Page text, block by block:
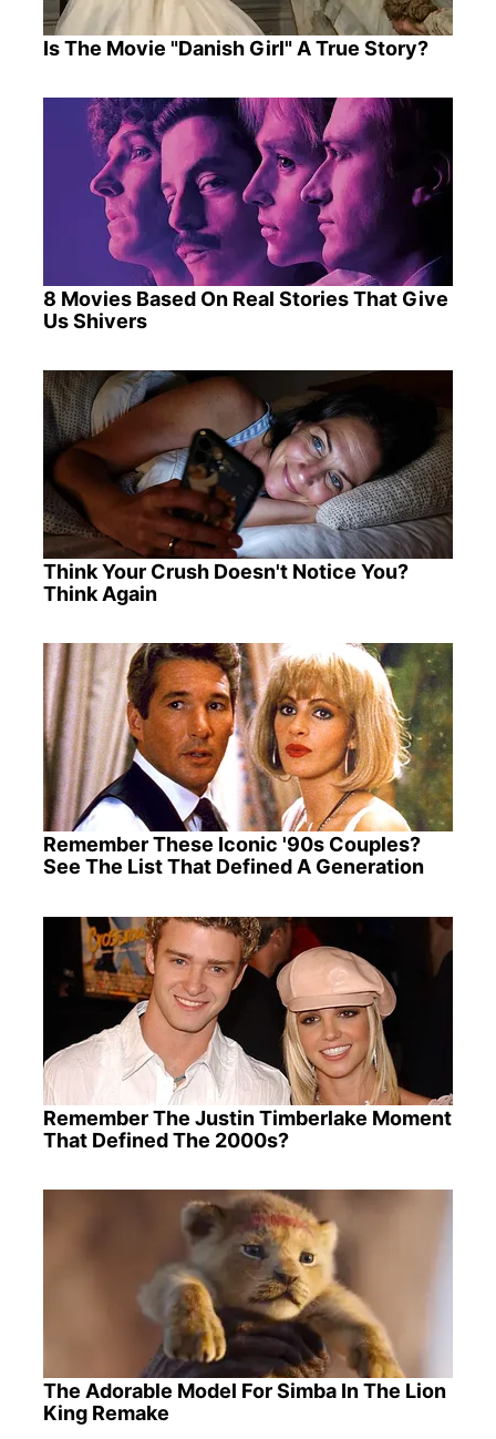
Is The Movie "Danish Girl" A True Story?
8 Movies Based On Real Stories That Give
Us Shivers
Think Your Crush Doesn't Notice You?
Think Again
Remember These Iconic '90s Couples?
See The List That Defined A Generation
Remember The Justin Timberlake Moment
That Defined The 2000s?
The Adorable Model For Simba In The Lion
King Remake